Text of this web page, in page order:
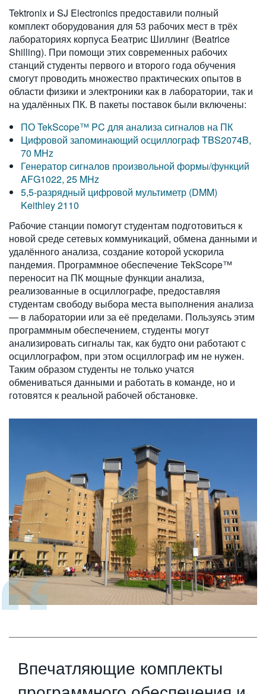
Tektronix и SJ Electronics предоставили полный
комплект оборудования для 53 рабочих мест в трёх
лабораториях корпуса Беатрис Шиллинг (Beatrice
Shilling). При помощи этих современных рабочих
станций студенты первого и второго года обучения
смогут проводить множество практических опытов в
области физики и электроники как в лаборатории, так и
на удалённых ПК. В пакеты поставок были включены:
ПО TekScope™ PC для анализа сигналов на ПК
Цифровой запоминающий осциллограф TBS2074B,
70 MHz
Генератор сигналов произвольной формы/функций
AFG1022, 25 MHz
5,5-разрядный цифровой мультиметр (DMM)
Keithley 2110
Рабочие станции помогут студентам подготовиться к
новой среде сетевых коммуникаций, обмена данными и
удалённого анализа, создание которой ускорила
пандемия. Программное обеспечение TekScope™
переносит на ПК мощные функции анализа,
реализованные в осциллографе, предоставляя
студентам свободу выбора места выполнения анализа
— в лаборатории или за её пределами. Пользуясь этим
программным обеспечением, студенты могут
анализировать сигналы так, как будто они работают с
осциллографом, при этом осциллограф им не нужен.
Таким образом студенты не только учатся
обмениваться данными и работать в команде, но и
готовятся к реальной рабочей обстановке.
Впечатляющие комплекты